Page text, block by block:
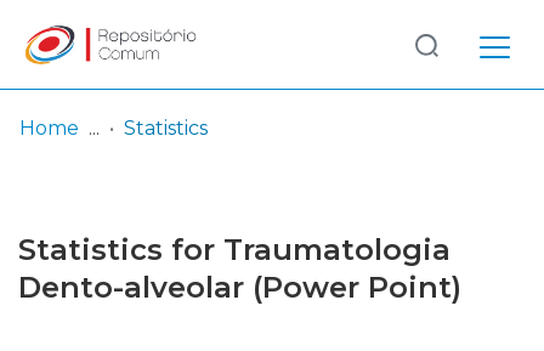
Browse repository
Log
In
(current)
Home Statistics
Statistics for Traumatologia
Dento-alveolar (Power Point)